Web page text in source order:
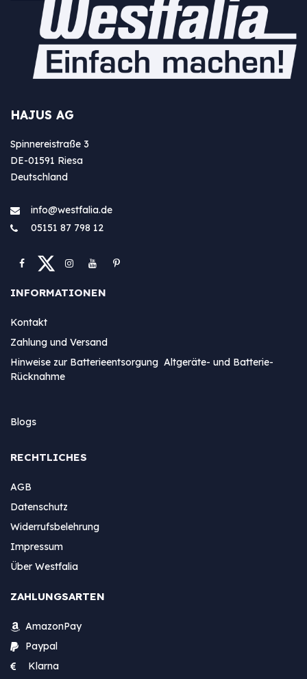
HAJUS AG
Spinnereistraße 3
DE-01591 Riesa
Deutschland
info@westfa​lia.de
05151 87 798 12
INFORMATIONEN
Kontakt
Zahlung und Versand
Hinweise zur Batterieentsorgung Altgeräte- und Batterie-
Rücknahme
Blogs
RECHTLICHES
AGB
Datenschutz
Widerrufsbelehrung
Impressum
Über Westfalia
ZAHLUNGSARTEN
AmazonPay
Paypal
Klarna